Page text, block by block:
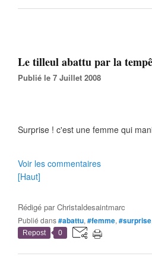
Le tilleul abattu par la
Publié le 7 Juillet 2008
Surprise ! c'est une femme qui
Voir les commentaires
[Haut]
Rédigé parChristaldesaintmarc
Publié dans#abattu, #femme, #surprise
Repost 0